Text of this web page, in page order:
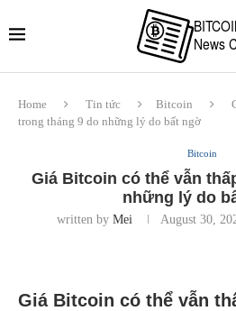
Home Tin tức Bitcoin
trong tháng 9 do những lý do bất ngờ
Bitcoin
Giá Bitcoin có thể vẫn
những lý do
written by Mei August 30,
Giá Bitcoin có thể vẫn